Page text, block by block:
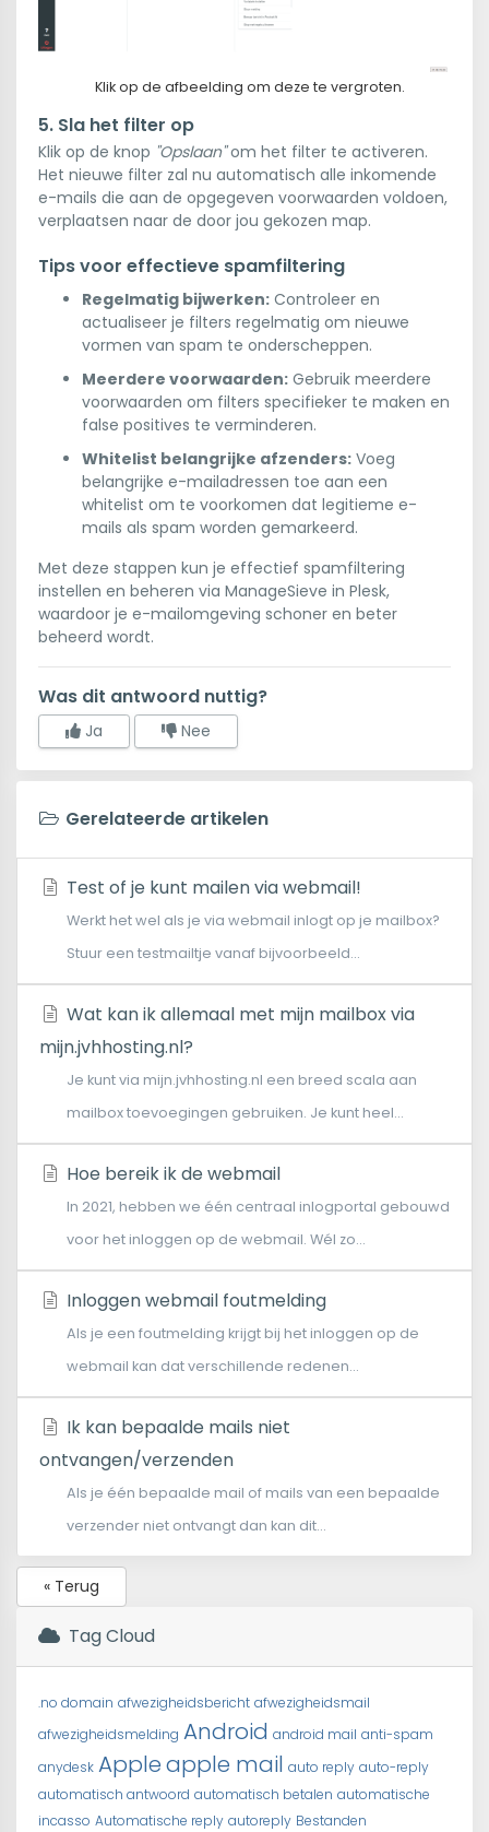
Klik op de afbeelding om deze te vergroten.
5. Sla het filter op
Klik op de knop "Opslaan"om het filter te activeren.
Het nieuwe filter zal nu automatisch alle inkomende
e-mails die aan de opgegeven voorwaarden voldoen,
verplaatsen naar de door jou gekozen map.
Tips voor effectieve spamfiltering
Regelmatig bijwerken: Controleer en
actualiseer je filters regelmatig om nieuwe
vormen van spam te onderscheppen.
Meerdere voorwaarden: Gebruik meerdere
voorwaarden om filters specifieker te maken en
false positives te verminderen.
Whitelist belangrijke afzenders: Voeg
belangrijke e-mailadressen toe aan een
whitelist om te voorkomen dat legitieme e-
mails als spam worden gemarkeerd.
Met deze stappen kun je effectief spamfiltering
instellen en beheren via ManageSieve in Plesk,
waardoor je e-mailomgeving schoner en beter
beheerd wordt.
Was dit antwoord nuttig?
Ja Nee
Gerelateerde artikelen
Test of je kunt mailen via webmail!
Werkt het wel als je via webmail inlogt op je mailbox?
Stuur een testmailtje vanaf bijvoorbeeld...
Wat kan ik allemaal met mijn mailbox via
mijn.jvhhosting.nl?
Je kunt via mijn.jvhhosting.nl een breed scala aan
mailbox toevoegingen gebruiken. Je kunt heel...
Hoe bereik ik de webmail
In 2021, hebben we één centraal inlogportal gebouwd
voor het inloggen op de webmail. Wél zo...
Inloggen webmail foutmelding
Als je een foutmelding krijgt bij het inloggen op de
webmail kan dat verschillende redenen...
Ik kan bepaalde mails niet
ontvangen/verzenden
Als je één bepaalde mail of mails van een bepaalde
verzender niet ontvangt dan kan dit...
« Terug
Tag Cloud
.no domain afwezigheidsbericht afwezigheidsmail
afwezigheidsmelding Android android mail anti-spam
anydesk Appleapple mail auto reply auto-reply
automatisch antwoord automatisch betalen automatische
incasso Automatische reply autoreply Bestanden